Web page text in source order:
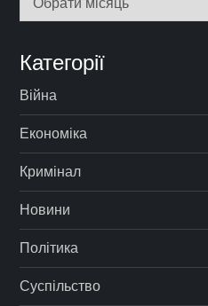
Категорії
Війна
Економіка
Кримінал
Новини
Політика
Суспільство